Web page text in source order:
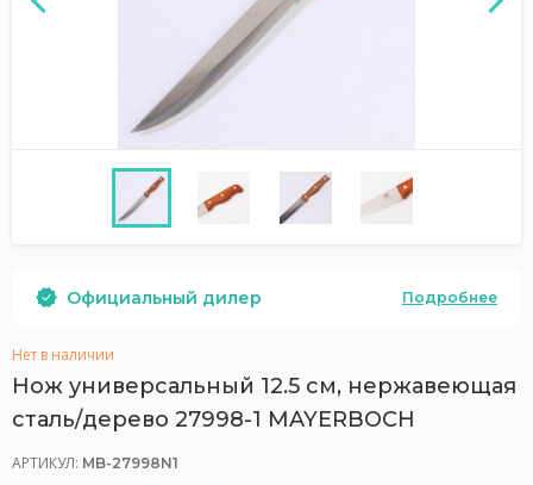
Официальный дилер Подробнее
Нет в наличии
Нож универсальный 12.5 см, нержавеющая
сталь/дерево 27998-1 MAYERBOCH
АРТИКУЛ: MB-27998N1